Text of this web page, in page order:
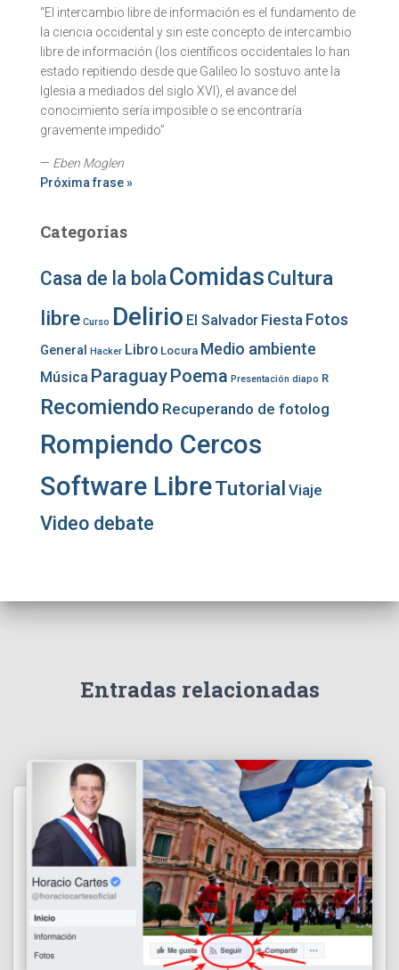
“El intercambio libre de información es el fundamento de
la ciencia occidental y sin este concepto de intercambio
libre de información (los científicos occidentales lo han
estado repitiendo desde que Galileo lo sostuvo ante la
Iglesia a mediados del siglo XVI), el avance del
conocimiento sería imposible o se encontraría
gravemente impedido”
— Eben Moglen
Próxima frase »
Categorías
Casa de la bolaComidasCultura
libre Curso Delirio El Salvador Fiesta Fotos
General Hacker Libro Locura Medio ambiente
Música ParaguayPoema Presentación diapo R
Recomiendo Recuperando de fotolog
Rompiendo Cercos
Software LibreTutorial Viaje
Video debate
Entradas relacionadas